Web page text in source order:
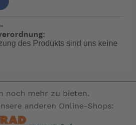
einer Vielzahl von KlickTite
die gesamte Einheit zu
gründliche und bequeme
können.
des Produkts sind uns keine
noch mehr zu bieten.
anderen Online-Shops: